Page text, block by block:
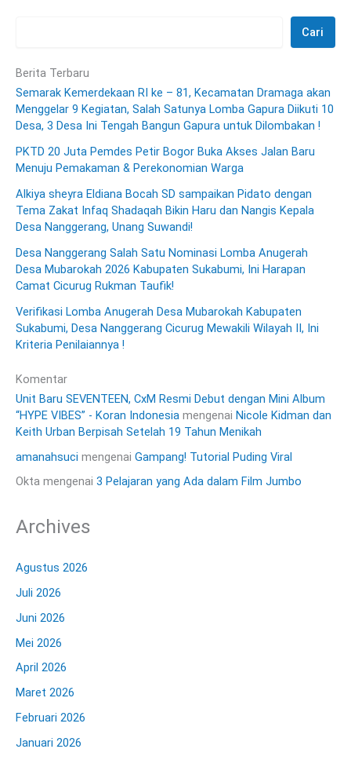
Cari
Berita Terbaru
Semarak Kemerdekaan RI ke – 81, Kecamatan Dramaga akan
Menggelar 9 Kegiatan, Salah Satunya Lomba Gapura Diikuti 10
Desa, 3 Desa Ini Tengah Bangun Gapura untuk Dilombakan !
PKTD 20 Juta Pemdes Petir Bogor Buka Akses Jalan Baru
Menuju Pemakaman & Perekonomian Warga
Alkiya sheyra Eldiana Bocah SD sampaikan Pidato dengan
Tema Zakat Infaq Shadaqah Bikin Haru dan Nangis Kepala
Desa Nanggerang, Unang Suwandi!
Desa Nanggerang Salah Satu Nominasi Lomba Anugerah
Desa Mubarokah 2026 Kabupaten Sukabumi, Ini Harapan
Camat Cicurug Rukman Taufik!
Verifikasi Lomba Anugerah Desa Mubarokah Kabupaten
Sukabumi, Desa Nanggerang Cicurug Mewakili Wilayah II, Ini
Kriteria Penilaiannya !
Komentar
Unit Baru SEVENTEEN, CxM Resmi Debut dengan Mini Album
“HYPE VIBES” - Koran Indonesia mengenai Nicole Kidman dan
Keith Urban Berpisah Setelah 19 Tahun Menikah
amanahsuci mengenai Gampang! Tutorial Puding Viral
Okta mengenai 3 Pelajaran yang Ada dalam Film Jumbo
Archives
Agustus 2026
Juli 2026
Juni 2026
Mei 2026
April 2026
Maret 2026
Februari 2026
Januari 2026